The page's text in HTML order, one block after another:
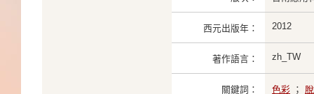
西元出版年： 2012
著作語言： zh_TW
關鍵詞： 色彩 ；